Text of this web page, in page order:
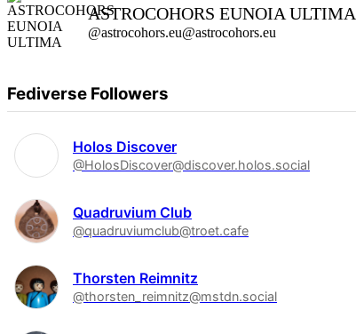
ASTROCOHORS EUNOIA ULTIMA
@astrocohors.eu@astrocohors.eu
Fediverse Followers
Holos Discover
@HolosDiscover@discover.holos.social
Quadruvium Club
@quadruviumclub@troet.cafe
Thorsten Reimnitz
@thorsten_reimnitz@mstdn.social